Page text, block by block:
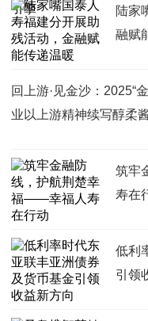
陆家
融赋
回上游·见金沙：2025“
业以上游精神续写醇柔
筑牢
寿在
低利
引领